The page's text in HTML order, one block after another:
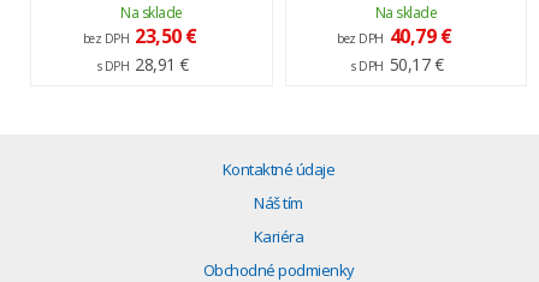
Na sklade
bez DPH 23,50 €
s DPH 28,91 €
Na sklade
bez DPH 40,79 €
s DPH 50,17 €
Kontaktné údaje
Náš tím
Kariéra
Obchodné podmienky